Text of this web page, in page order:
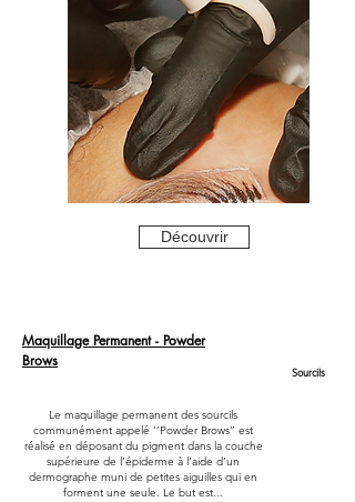
Découvrir
Maquillage Permanent - Powder
Brows
Sourcils
Le maquillage permanent des sourcils
communément appelé ‘’Powder Brows’’ est
réalisé en déposant du pigment dans la couche
supérieure de l’épiderme à l’aide d’un
dermographe muni de petites aiguilles qui en
forment une seule. Le but est...